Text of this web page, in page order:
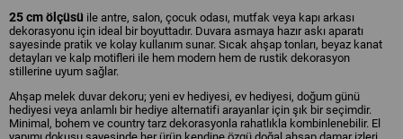
25 cm ölçüsü ile antre, salon, çocuk odası, mutfak veya kapı arkası
dekorasyonu için ideal bir boyuttadır. Duvara asmaya hazır askı aparatı
sayesinde pratik ve kolay kullanım sunar. Sıcak ahşap tonları, beyaz kanat
detayları ve kalp motifleri ile hem modern hem de rustik dekorasyon
stillerine uyum sağlar.
Ahşap melek duvar dekoru; yeni ev hediyesi, ev hediyesi, doğum günü
hediyesi veya anlamlı bir hediye alternatifi arayanlar için şık bir seçimdir.
Minimal, bohem ve country tarz dekorasyonla rahatlıkla kombinlenebilir. El